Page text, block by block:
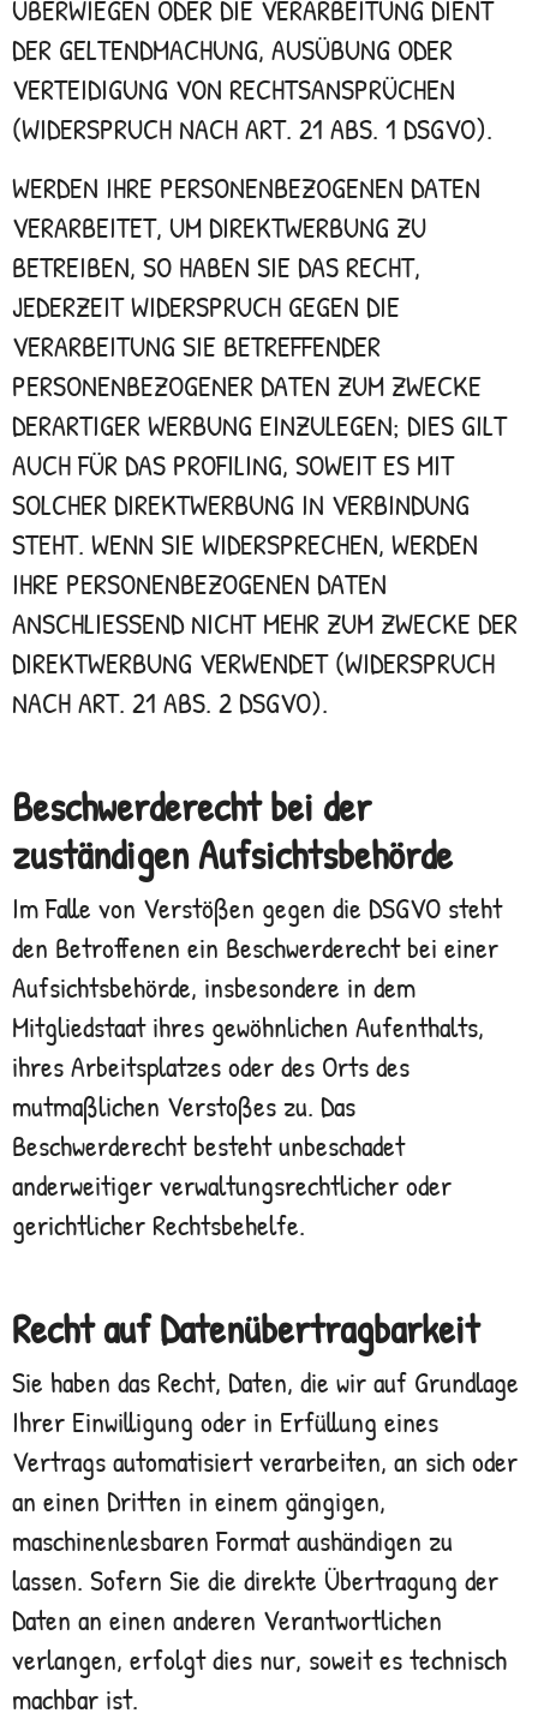
ÜBERWIEGEN ODER DIE VERARBEITUNG DIENT
DER GELTENDMACHUNG, AUSÜBUNG ODER
VERTEIDIGUNG VON RECHTSANSPRÜCHEN
(WIDERSPRUCH NACH ART. 21 ABS. 1 DSGVO).
WERDEN IHRE PERSONENBEZOGENEN DATEN
VERARBEITET, UM DIREKTWERBUNG ZU
BETREIBEN, SO HABEN SIE DAS RECHT,
JEDERZEIT WIDERSPRUCH GEGEN DIE
VERARBEITUNG SIE BETREFFENDER
PERSONENBEZOGENER DATEN ZUM ZWECKE
DERARTIGER WERBUNG EINZULEGEN; DIES GILT
AUCH FÜR DAS PROFILING, SOWEIT ES MIT
SOLCHER DIREKTWERBUNG IN VERBINDUNG
STEHT. WENN SIE WIDERSPRECHEN, WERDEN
IHRE PERSONENBEZOGENEN DATEN
ANSCHLIESSEND NICHT MEHR ZUM ZWECKE DER
DIREKTWERBUNG VERWENDET (WIDERSPRUCH
NACH ART. 21 ABS. 2 DSGVO).
Beschwerde­recht bei der
zuständigen Aufsichts­behörde
Im Falle von Verstößen gegen die DSGVO steht
den Betroffenen ein Beschwerderecht bei einer
Aufsichtsbehörde, insbesondere in dem
Mitgliedstaat ihres gewöhnlichen Aufenthalts,
ihres Arbeitsplatzes oder des Orts des
mutmaßlichen Verstoßes zu. Das
Beschwerderecht besteht unbeschadet
anderweitiger verwaltungsrechtlicher oder
gerichtlicher Rechtsbehelfe.
Recht auf Daten­übertrag­barkeit
Sie haben das Recht, Daten, die wir auf Grundlage
Ihrer Einwilligung oder in Erfüllung eines
Vertrags automatisiert verarbeiten, an sich oder
an einen Dritten in einem gängigen,
maschinenlesbaren Format aushändigen zu
lassen. Sofern Sie die direkte Übertragung der
Daten an einen anderen Verantwortlichen
verlangen, erfolgt dies nur, soweit es technisch
machbar ist.